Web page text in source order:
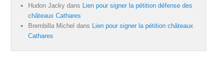
Hudon Jacky dans Lien pour signer la pétition défense des
châteaux Cathares
Brembilla Michel dans Lien pour signer la pétition châteaux
Cathares